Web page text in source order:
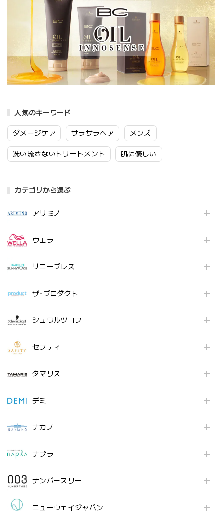
人気のキーワード
ダメージケア サラサラヘア メンズ
洗い流さないトリートメント 肌に優しい
カテゴリから選ぶ
アリミノ
ウエラ
サニープレス
ザ･プロダクト
シュワルツコフ
セフティ
タマリス
デミ
ナカノ
ナプラ
ナンバースリー
ニューウェイジャパン